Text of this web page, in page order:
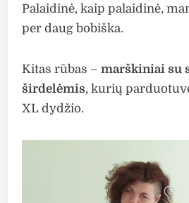
Palaidinė, kaip palaidinė,
per daug bobiška.
Kitas rūbas –marškiniai su
širdelėmis, kurių
XL dydžio.